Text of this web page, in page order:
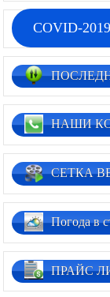
COVID-2019
НАШИ
СЕТКА
Погода в
ПРАЙС